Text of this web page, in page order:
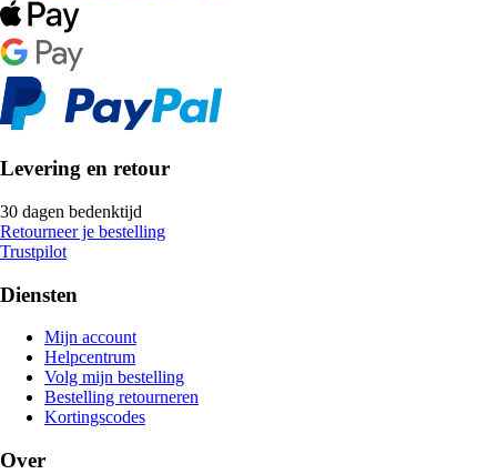
Levering en retour
30 dagen bedenktijd
Retourneer je bestelling
Trustpilot
Diensten
Mijn account
Helpcentrum
Volg mijn bestelling
Bestelling retourneren
Kortingscodes
Over